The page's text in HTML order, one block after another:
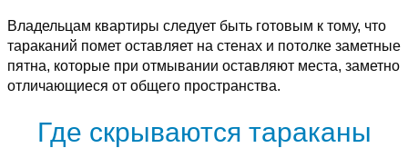
Владельцам квартиры следует быть готовым к тому, что
тараканий помет оставляет на стенах и потолке заметные
пятна, которые при отмывании оставляют места, заметно
отличающиеся от общего пространства.
Где скрываются тараканы